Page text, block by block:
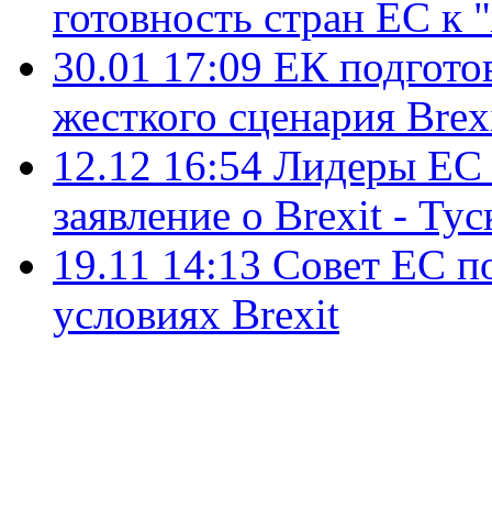
готовность стран ЕС
30.01 17:09 ЕК
жесткого сценария
12.12 16:54 Лидеры ЕС
заявление о Brexit -
19.11 14:13 Совет ЕС
условиях Brexit